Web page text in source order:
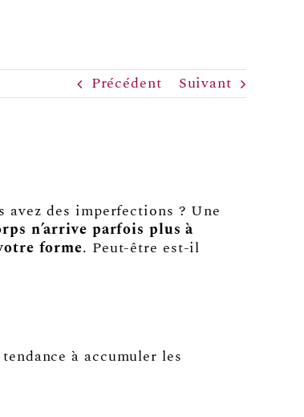
Précédent Suivant
avez des imperfections ? Une
n’arrive parfois plus à
forme. Peut-être est-il
à accumuler les